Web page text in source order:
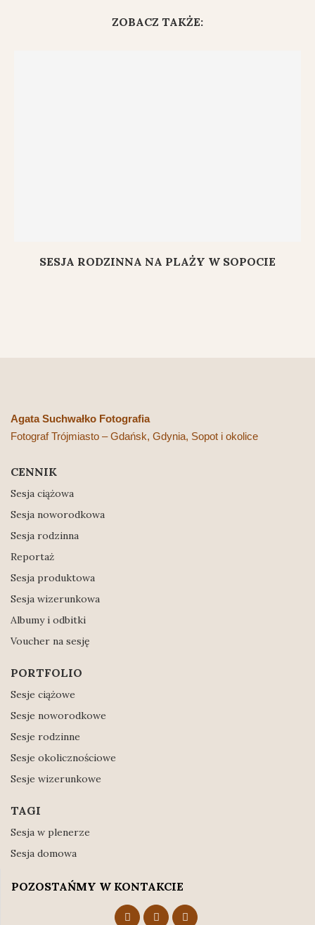
ZOBACZ TAKŻE:
SESJA RODZINNA NA PLAŻY W SOPOCIE
Agata Suchwałko Fotografia
Fotograf Trójmiasto – Gdańsk, Gdynia, Sopot i okolice
CENNIK
Sesja ciążowa
Sesja noworodkowa
Sesja rodzinna
Reportaż
Sesja produktowa
Sesja wizerunkowa
Albumy i odbitki
Voucher na sesję
PORTFOLIO
Sesje ciążowe
Sesje noworodkowe
Sesje rodzinne
Sesje okolicznościowe
Sesje wizerunkowe
TAGI
Sesja w plenerze
Sesja domowa
POZOSTAŃMY W KONTAKCIE